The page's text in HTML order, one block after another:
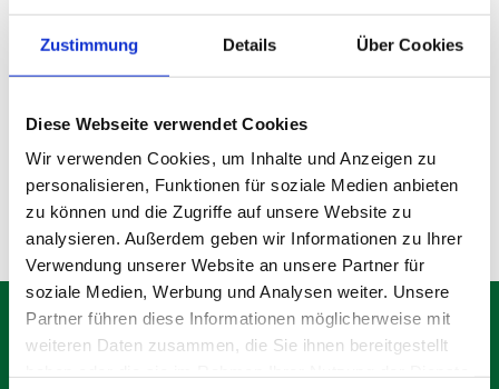
Zustimmung Details Über Cookies
Diese Webseite verwendet Cookies
Wir verwenden Cookies, um Inhalte und Anzeigen zu
personalisieren, Funktionen für soziale Medien anbieten
zu können und die Zugriffe auf unsere Website zu
analysieren. Außerdem geben wir Informationen zu Ihrer
Verwendung unserer Website an unsere Partner für
soziale Medien, Werbung und Analysen weiter. Unsere
Partner führen diese Informationen möglicherweise mit
weiteren Daten zusammen, die Sie ihnen bereitgestellt
Gröbenzell
Olching